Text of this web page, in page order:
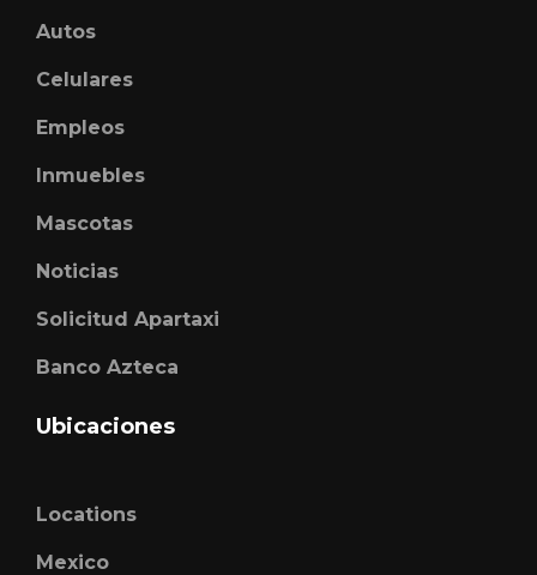
Autos
Celulares
Empleos
Inmuebles
Mascotas
Noticias
Solicitud Apartaxi
Banco Azteca
Ubicaciones
Locations
Mexico